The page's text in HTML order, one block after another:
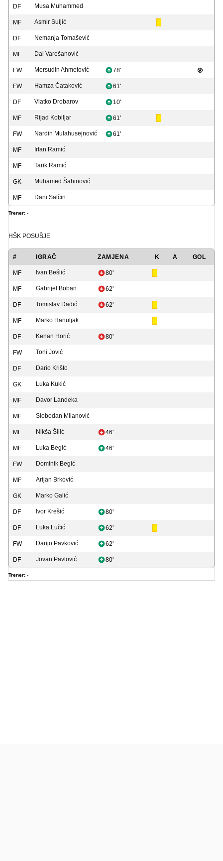
DF Musa Muhammed
MF Asmir Suljić
DF Nemanja Tomašević
MF Dal Varešanović
FW Mersudin Ahmetović 78'
FW Hamza Čataković 61'
DF Vlatko Drobarov 10'
MF Rijad Kobiljar 61'
FW Nardin Mulahusejnović 61'
MF Irfan Ramić
MF Tarik Ramić
GK Muhamed Šahinović
MF Đani Salčin
Trener: -
HŠK POSUŠJE
# IGRAČ ZAMJENA K A GOL
MF Ivan Bešlić 80'
MF Gabrijel Boban 62'
DF Tomislav Dadić 62'
MF Marko Hanuljak
DF Kenan Horić 80'
FW Toni Jović
DF Dario Krišto
GK Luka Kukić
MF Davor Landeka
MF Slobodan Milanović
MF Nikša Šilić 46'
MF Luka Begić 46'
FW Dominik Begić
MF Arijan Brković
GK Marko Galić
DF Ivor Krešić 80'
DF Luka Lučić 62'
FW Darijo Pavković 62'
DF Jovan Pavlović 80'
Trener: -